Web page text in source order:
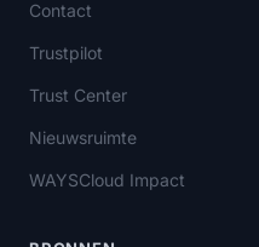
Contact
Trustpilot
Trust Center
Nieuwsruimte
WAYSCloud Impact